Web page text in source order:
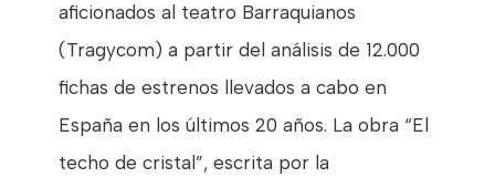
aficionados al teatro Barraquianos
(Tragycom) a partir del análisis de 12.000
fichas de estrenos llevados a cabo en
España en los últimos 20 años. La obra “El
techo de cristal”, escrita por la